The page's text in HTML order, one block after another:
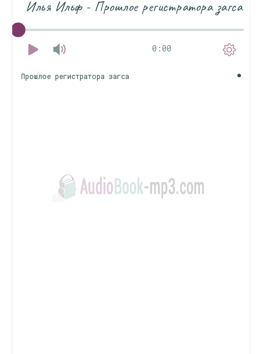
Илья Ильф - Прошлое регистратора загса
0:00
Прошлое регистратора загса